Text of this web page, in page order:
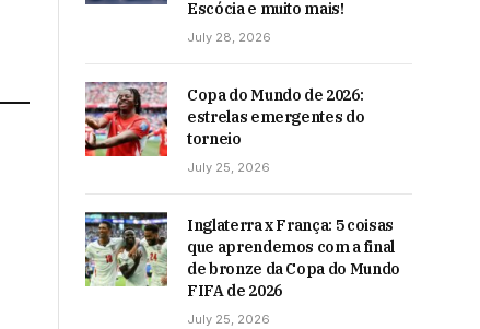
Escócia e muito mais!
July 28, 2026
Copa do Mundo de 2026:
estrelas emergentes do
torneio
July 25, 2026
Inglaterra x França: 5 coisas
que aprendemos com a final
de bronze da Copa do Mundo
FIFA de 2026
July 25, 2026